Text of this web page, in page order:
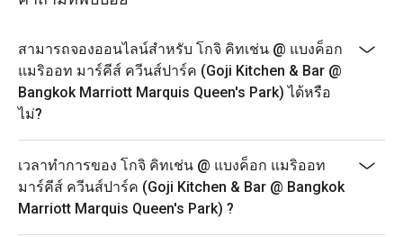
วันศุกร์ (17.30 – 22.00 น.) – บุฟเฟ่ต์มื้อค่ำ
2,599++ ต่อท่าน (ราคาสุทธิ 3,060 บาท)
วันเสาร์ (12.00 – 14.30 น.) – บุฟเฟ่ต์มื้อกลางวัน
2,599++ ต่อท่าน (ราคาสุทธิ 3,060 บาท)
วันเสาร์ (17.30 – 22.00 น.) – บุฟเฟ่ต์มื้อค่ำ
2,599++ ต่อท่าน ราคาสุทธิ( 3,060 บาท)
วันอาทิตย์ (12.00 – 14.30 น.) – อาหารมื้อสาย
2,899++ ต่อท่าน (ราคาสุทธิ3,413 บาท)
สามารถจองออนไลน์สำหรับ โกจิ คิทเช่น @ แบงค็อก
แมริออท มาร์คีส์ ควีนส์ปาร์ค (Goji Kitchen & Bar @
Bangkok Marriott Marquis Queen's Park) ได้หรือ
ไม่?
เวลาทำการของ โกจิ คิทเช่น @ แบงค็อก แมริออท
มาร์คีส์ ควีนส์ปาร์ค (Goji Kitchen & Bar @ Bangkok
Marriott Marquis Queen's Park) ?